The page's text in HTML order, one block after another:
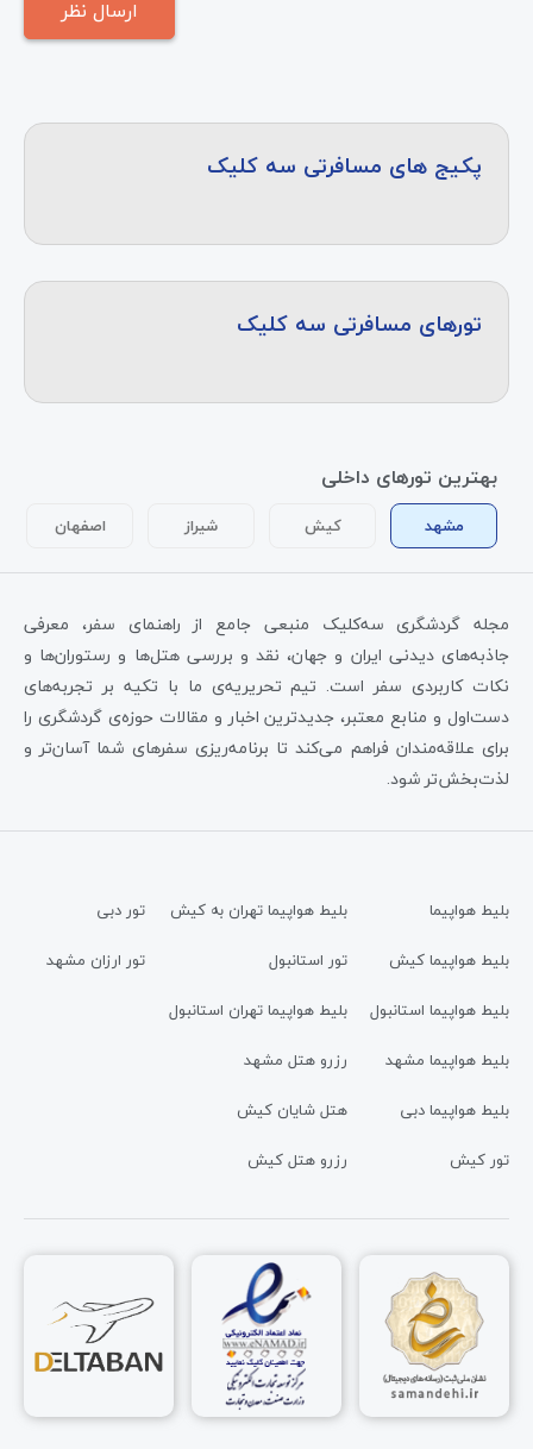
پکیج های مسافرتی سه کلیک
تورهای مسافرتی سه کلیک
بهترین تورهای داخلی
مشهد کیش شیراز اصفهان
مجله گردشگری سه‌کلیک منبعی جامع از راهنمای سفر، معرفی
جاذبه‌های دیدنی ایران و جهان، نقد و بررسی هتل‌ها و رستوران‌ها و
نکات کاربردی سفر است. تیم تحریریه‌ی ما با تکیه بر تجربه‌های
دست‌اول و منابع معتبر، جدیدترین اخبار و مقالات حوزه‌ی گردشگری را
برای علاقه‌مندان فراهم می‌کند تا برنامه‌ریزی سفرهای شما آسان‌تر و
لذت‌بخش‌تر شود.
بلیط هواپیما
بلیط هواپیما کیش
بلیط هواپیما استانبول
بلیط هواپیما مشهد
بلیط هواپیما دبی
تور کیش
بلیط هواپیما تهران به کیش
تور استانبول
بلیط هواپیما تهران استانبول
رزرو هتل مشهد
هتل شایان کیش
رزرو هتل کیش
تور دبی
تور ارزان مشهد